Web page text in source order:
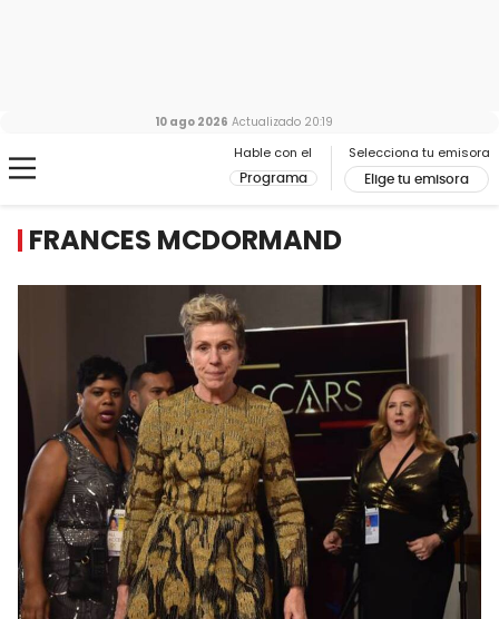
Hable con el
Programa
Selecciona tu emisora
Elige tu emisora
10 ago 2026 Actualizado 20:19
FRANCES MCDORMAND